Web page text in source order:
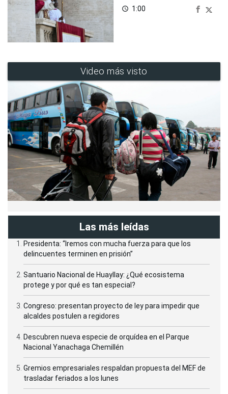
access_time 1:00
Video más visto
Las más leídas
Presidenta: “Iremos con mucha fuerza para que los
delincuentes terminen en prisión”
Santuario Nacional de Huayllay: ¿Qué ecosistema
protege y por qué es tan especial?
Congreso: presentan proyecto de ley para impedir que
alcaldes postulen a regidores
Descubren nueva especie de orquídea en el Parque
Nacional Yanachaga Chemillén
Gremios empresariales respaldan propuesta del MEF de
trasladar feriados a los lunes